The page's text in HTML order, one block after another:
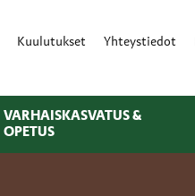
Kuulutukset Yhteystiedot
VARHAISKASVATUS &
OPETUS